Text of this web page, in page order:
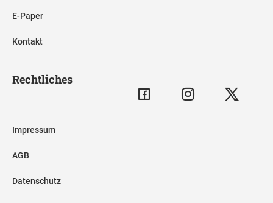
E-Paper
Kontakt
Rechtliches
Impressum
AGB
Datenschutz